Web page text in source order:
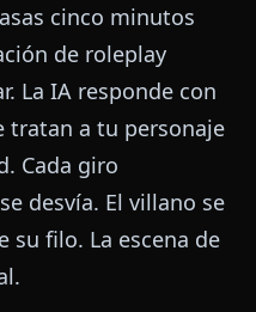
cinco minutos
de roleplay
La IA responde con
tratan a tu personaje
Cada giro
desvía. El villano se
su filo. La escena de